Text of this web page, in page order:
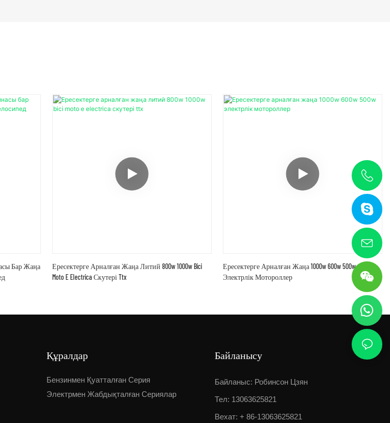
Бар Жаңа
Ересектерге Арналған Жаңа Литий 800w 1000w Bici
Moto E Electrica Скутері Ttx
Ересектерге Арналған Жаңа 1000w 600w 500w
Электрлік Мотороллер
Құралдар
Бензинмен Қуатталған Серия
Электрмен Жабдықталған Сериялар
Байланысу
Байланыс: Робинсон Цзян
Тел: 13063625821
Вехат: + 86-13063625821